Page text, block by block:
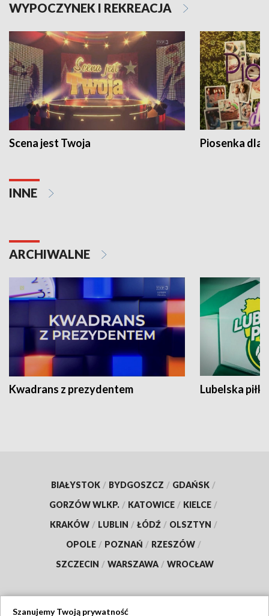
WYPOCZYNEK I REKREACJA
Scena jest Twoja Piosenka dla
INNE
ARCHIWALNE
Kwadrans z prezydentem Lubelska piłka
BIAŁYSTOK / BYDGOSZCZ / GDAŃSK /
GORZÓW WLKP. / KATOWICE / KIELCE /
KRAKÓW / LUBLIN / ŁÓDŹ / OLSZTYN /
OPOLE / POZNAŃ / RZESZÓW /
SZCZECIN / WARSZAWA / WROCŁAW
Szanujemy Twoją prywatność